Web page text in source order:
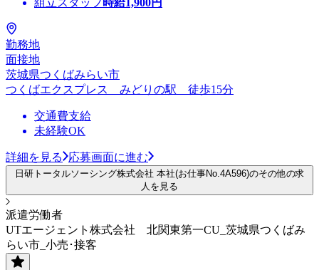
勤務地
面接地
茨城県つくばみらい市
つくばエクスプレス みどりの駅 徒歩15分
交通費支給
未経験OK
詳細を見る 応募画面に進む
日研トータルソーシング株式会社 本社(お仕事No.4A596)のその他の求
人を見る
派遣労働者
UTエージェント株式会社 北関東第一CU_茨城県つくばみ
らい市_小売･接客